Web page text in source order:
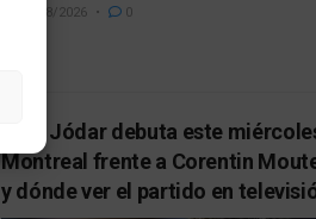
05/08/2026 0
Rafa Jódar debuta este
Montreal frente a Corentin
y dónde ver el partido en